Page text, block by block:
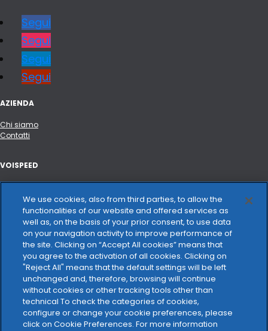
Segui
Segui
Segui
Segui
AZIENDA
Chi siamo
Contatti
VOISPEED
Hardware certificato
Changelog
VOCE E CONNETTIVITÀ
Trasparenza tariffaria
NOTE LEGALI
Privacy Policy
Cookie Policy
We use cookies, also from third parties, to allow the
functionalities of our website and offered services as
well as, on the basis of your prior consent, to use data
on your navigation activity to improve performance of
the site. Clicking on “Accept All cookies” means that
you agree to the activation of all cookies. Clicking on
"Reject All" means that the default settings will be left
unchanged and, therefore, browsing will continue
without cookies or other tracking tools other than
technical To check the categories of cookies,
configure or change your cookie preferences, please
click on Cookie Preferences. For more information